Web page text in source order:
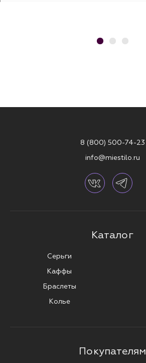
8 (800) 500-74-23
info@miestilo.ru
Каталог
Серьги
Каффы
Браслеты
Колье
Покупателям